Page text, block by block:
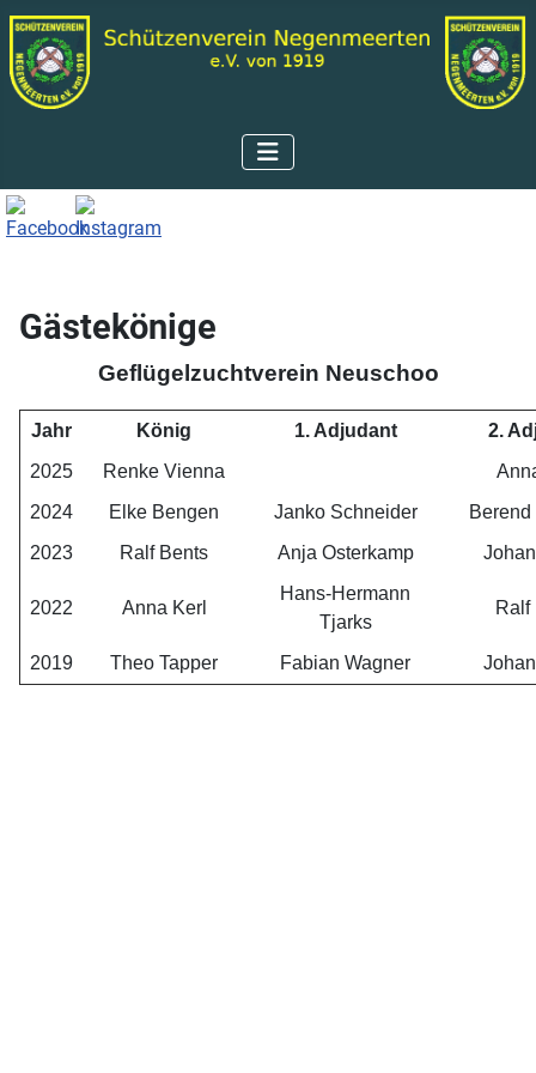
Gästekönige
Geflügelzuchtverein Neuschoo
Jahr König 1. Adjudant
2.
2025
Renke Vienna
2024
Elke Bengen Janko Schneider
Berend
2023
Ralf Bents Anja Osterkamp
2022 Anna Kerl
Hans-Hermann
Tjarks
Ralf
2019 Theo Tapper Fabian Wagner